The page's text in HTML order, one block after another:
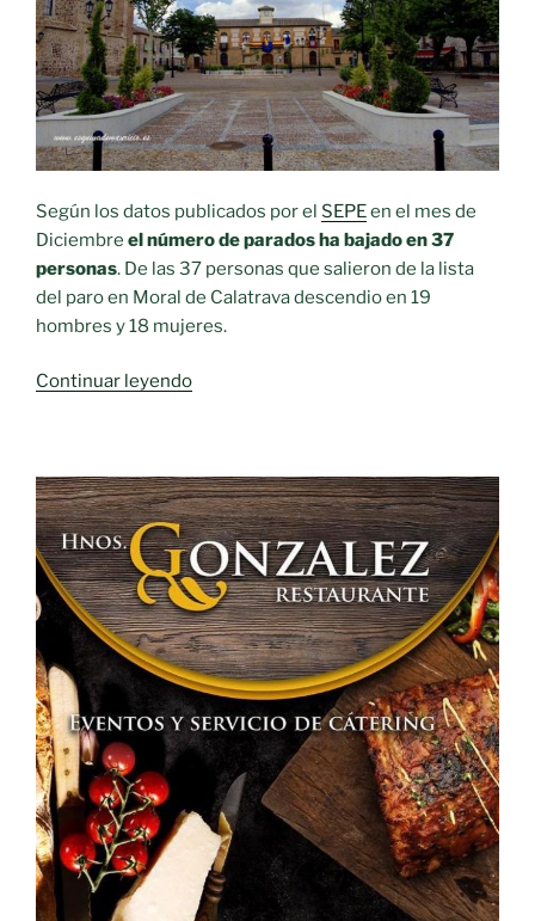
Según los datos publicados por el SEPEen el mes de
Diciembre el número de parados ha bajado en 37
personas. De las 37 personas que salieron de la lista
del paro en Moral de Calatrava descendio en 19
hombres y 18 mujeres.
Continuar leyendo«El
7.20
%
durante
DICIEMBRE
(
2020
)»